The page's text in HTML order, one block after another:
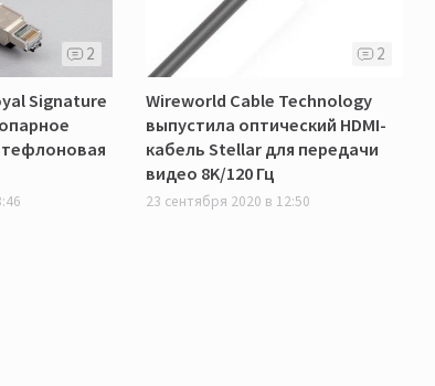
2
Signature
2
Wireworld Cable Technology
выпустила оптический HDMI-
кабель Stellar для передачи
видео 8K/120 Гц
23 сентября 2020 в 12:50